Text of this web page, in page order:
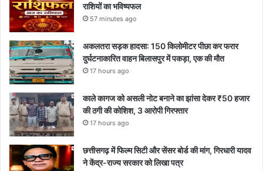
राशियों का भविष्यफल
57 minutes ago
अकलतरा सड़क हादसा: 150 किलोमीटर पीछा कर फरार
दुर्घटनाकारित वाहन बिलासपुर में पकड़ा, एक की मौत
17 hours ago
काले कागज को असली नोट बनाने का झांसा देकर ₹50 हजार
की ठगी की कोशिश, 3 आरोपी गिरफ्तार
17 hours ago
छत्तीसगढ़ में फिल्म सिटी और सेंसर बोर्ड की मांग, गिरधारी यादव
ने केंद्र-राज्य सरकार को लिखा पत्र